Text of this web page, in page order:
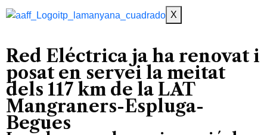
X
Red Eléctrica ja ha renovat i
posat en servei la meitat
dels 117 km de la LAT
Mangraners-Espluga-
Begues